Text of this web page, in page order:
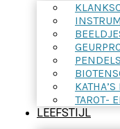
TAROT-
LEEFSTIJL